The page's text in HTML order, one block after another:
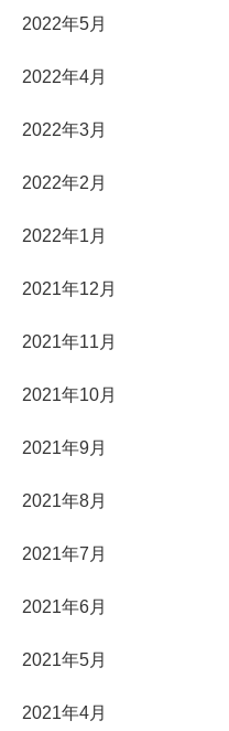
2022年5月
2022年4月
2022年3月
2022年2月
2022年1月
2021年12月
2021年11月
2021年10月
2021年9月
2021年8月
2021年7月
2021年6月
2021年5月
2021年4月